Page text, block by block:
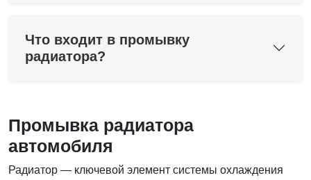
Что входит в промывку
радиатора?
Промывка радиатора
автомобиля
Радиатор — ключевой элемент системы охлаждения